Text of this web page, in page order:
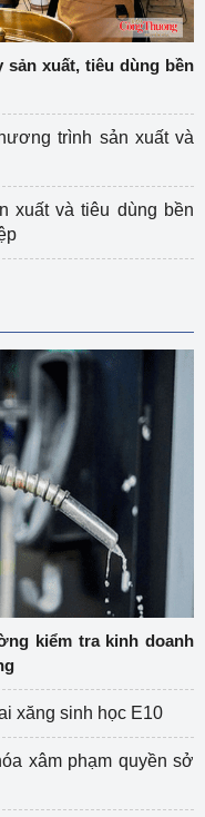
sản xuất, tiêu dùng bền
trình sản xuất và
xuất và tiêu dùng bền
kiểm tra kinh doanh
xăng sinh học E10
xâm phạm quyền sở